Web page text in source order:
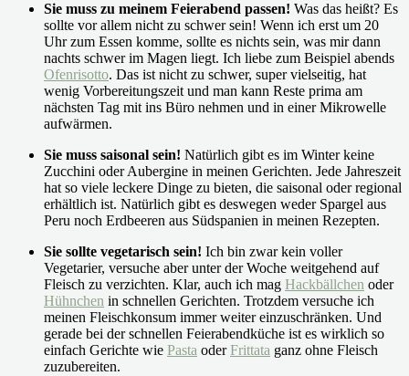
Sie muss zu meinem Feierabend passen! Was das heißt? Es
sollte vor allem nicht zu schwer sein! Wenn ich erst um 20
Uhr zum Essen komme, sollte es nichts sein, was mir dann
nachts schwer im Magen liegt. Ich liebe zum Beispiel abends
Ofenrisotto. Das ist nicht zu schwer, super vielseitig, hat
wenig Vorbereitungszeit und man kann Reste prima am
nächsten Tag mit ins Büro nehmen und in einer Mikrowelle
aufwärmen.
Sie muss saisonal sein! Natürlich gibt es im Winter keine
Zucchini oder Aubergine in meinen Gerichten. Jede Jahreszeit
hat so viele leckere Dinge zu bieten, die saisonal oder regional
erhältlich ist. Natürlich gibt es deswegen weder Spargel aus
Peru noch Erdbeeren aus Südspanien in meinen Rezepten.
Sie sollte vegetarisch sein! Ich bin zwar kein voller
Vegetarier, versuche aber unter der Woche weitgehend auf
Fleisch zu verzichten. Klar, auch ich mag Hackbällchen oder
Hühnchen in schnellen Gerichten. Trotzdem versuche ich
meinen Fleischkonsum immer weiter einzuschränken. Und
gerade bei der schnellen Feierabendküche ist es wirklich so
einfach Gerichte wie Pasta oderFrittata ganz ohne Fleisch
zuzubereiten.